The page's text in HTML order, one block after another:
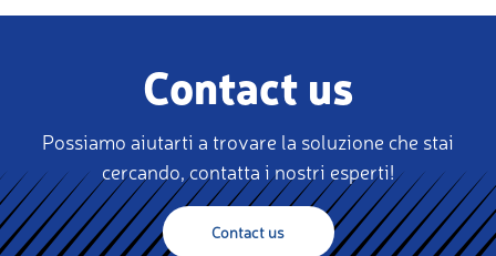
window)
Contact us
Possiamo aiutarti a trovare la soluzione che stai
cercando, contatta i nostri esperti!
Contact us